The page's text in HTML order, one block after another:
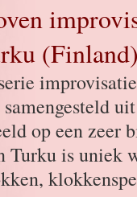
op een
Turku is uniek